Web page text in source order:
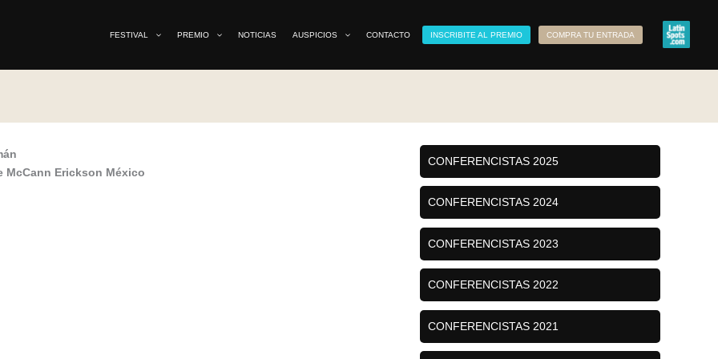
FESTIVAL PREMIO NOTICIAS AUSPICIOS CONTACTO INSCRIBITE AL PREMIO COMPRA TU ENTRADA
McCann Erickson México
CONFERENCISTAS 2025
CONFERENCISTAS 2024
CONFERENCISTAS 2023
CONFERENCISTAS 2022
CONFERENCISTAS 2021